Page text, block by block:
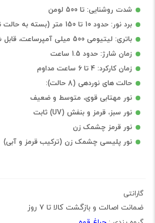
شدت روشنایی: تا 500 لومن
برد نور: حدود 10 تا 150 متر (بسته به حالت نوردهی)
باتری: لیتیومی 500 میلی آمپرساعت، قابل شارژ با پورت USB Type-C
زمان شارژ: حدود 1.5 ساعت
زمان کارکرد: 4 تا 6 ساعت مداوم
حالت های نوردهی (8 حالت):
نور مهتابی قوی، متوسط و ضعیف
نور سبز، قرمز و بنفش (UV) ثابت
نور قرمز چشمک زن
نور پلیسی چشمک زن (ترکیب قرمز و آبی)
گارانتی
ضمانت اصالت و بازگشت کالا تا 7 روز